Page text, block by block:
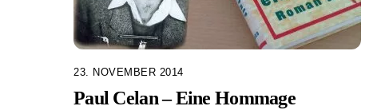
23. NOVEMBER 2014
Paul Celan – Eine Hommage